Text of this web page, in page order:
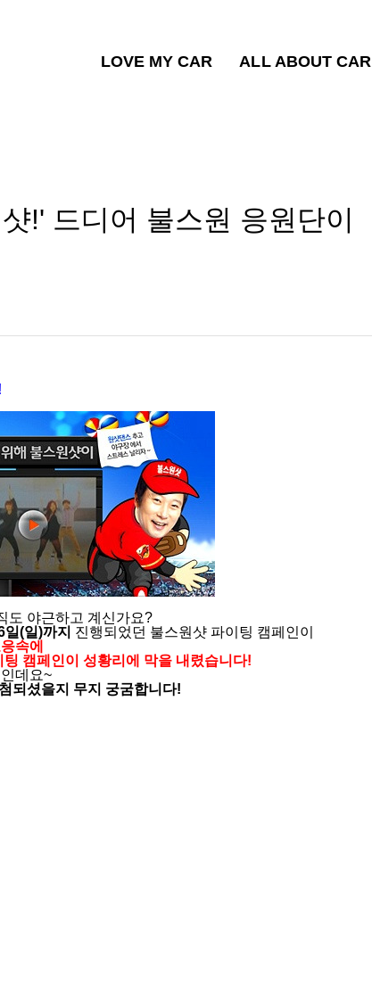
LOVE MY CAR ALL ABOUT CAR
!' 드디어 불스원 응원단이
도 야근하고 계신가요?
(일)까지 진행되었던 불스원샷 파이팅 캠페인이
속에
캠페인이 성황리에 막을 내렸습니다!
데요~
되셨을지 무지 궁굼합니다!